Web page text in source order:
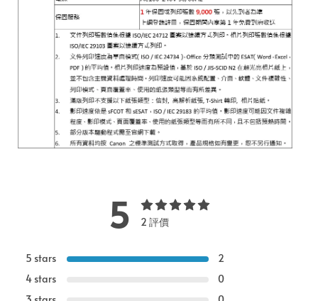
5 2 評價
5 stars
2
4 stars
0